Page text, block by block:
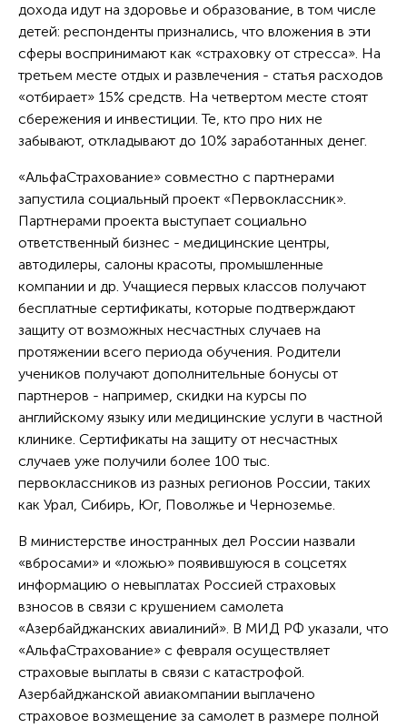
дохода идут на здоровье и образование, в том числе
детей: респонденты признались, что вложения в эти
сферы воспринимают как «страховку от стресса». На
третьем месте отдых и развлечения - статья расходов
«отбирает» 15% средств. На четвертом месте стоят
сбережения и инвестиции. Те, кто про них не
забывают, откладывают до 10% заработанных денег.
«АльфаСтрахование» совместно с партнерами
запустила социальный проект «Первоклассник».
Партнерами проекта выступает социально
ответственный бизнес - медицинские центры,
автодилеры, салоны красоты, промышленные
компании и др. Учащиеся первых классов получают
бесплатные сертификаты, которые подтверждают
защиту от возможных несчастных случаев на
протяжении всего периода обучения. Родители
учеников получают дополнительные бонусы от
партнеров - например, скидки на курсы по
английскому языку или медицинские услуги в частной
клинике. Сертификаты на защиту от несчастных
случаев уже получили более 100 тыс.
первоклассников из разных регионов России, таких
как Урал, Сибирь, Юг, Поволжье и Черноземье.
В министерстве иностранных дел России назвали
«вбросами» и «ложью» появившуюся в соцсетях
информацию о невыплатах Россией страховых
взносов в связи с крушением самолета
«Азербайджанских авиалиний». В МИД РФ указали, что
«АльфаСтрахование» с февраля осуществляет
страховые выплаты в связи с катастрофой.
Азербайджанской авиакомпании выплачено
страховое возмещение за самолет в размере полной